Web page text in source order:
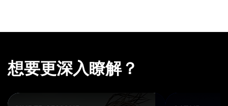
想要更深入瞭解？